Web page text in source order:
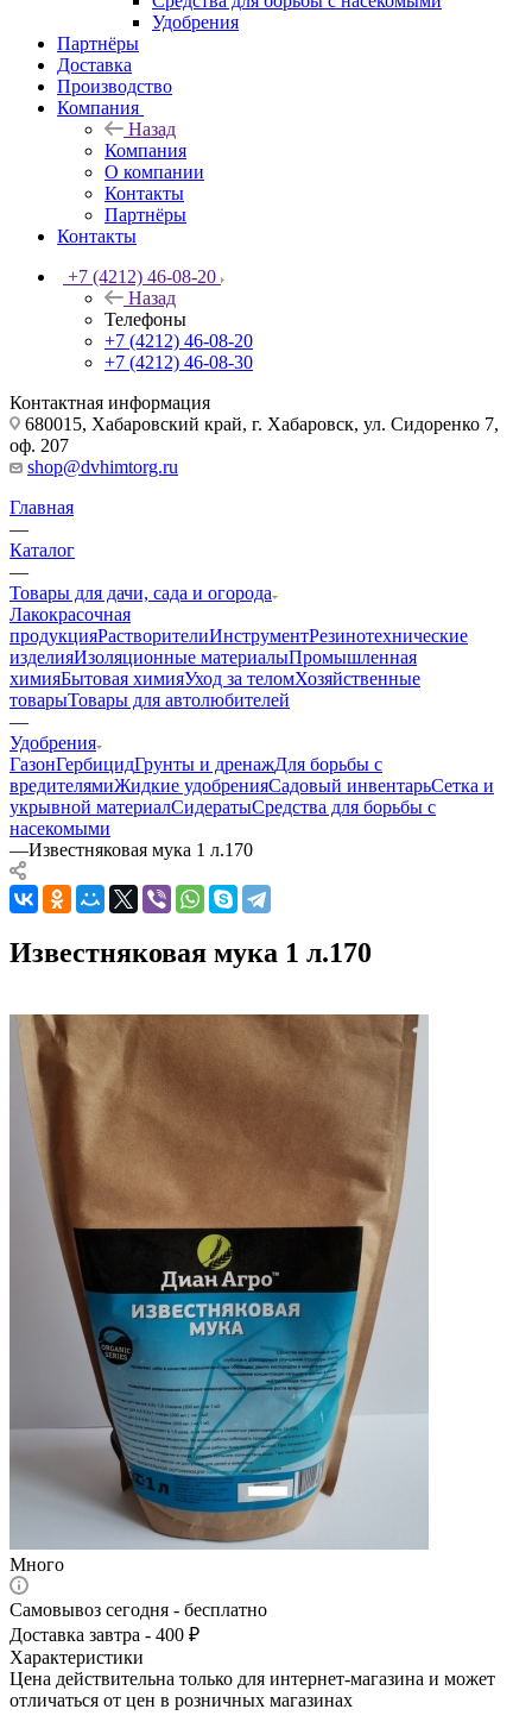
Удобрения
Партнёры
Доставка
Производство
Компания
Назад
Компания
О компании
Контакты
Партнёры
Контакты
+7 (4212) 46-08-20
Назад
Телефоны
+7 (4212) 46-08-20
+7 (4212) 46-08-30
Контактная информация
680015, Хабаровский край, г. Хабаровск, ул. Сидоренко 7,
оф. 207
shop@dvhimtorg.ru
Главная
—
Каталог
—
Товары для дачи, сада и огорода
Лакокрасочная
продукцияРастворителиИнструментРезинотехнические
изделияИзоляционные материалыПромышленная
химияБытовая химияУход за теломХозяйственные
товарыТовары для автолюбителей
—
Удобрения
ГазонГербицидГрунты и дренажДля борьбы с
вредителямиЖидкие удобренияСадовый инвентарьСетка и
укрывной материалСидератыСредства для борьбы с
насекомыми
—Известняковая мука 1 л.170
Известняковая мука 1 л.170
Много
Самовывоз сегодня - бесплатно
Доставка завтра - 400 ₽
Характеристики
Цена действительна только для интернет-магазина и может
отличаться от цен в розничных магазинах